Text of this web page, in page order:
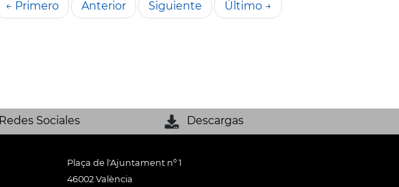
← Primero Anterior Siguiente Último →
Redes Sociales Descargas
Plaça de l'Ajuntament nº 1
46002 València